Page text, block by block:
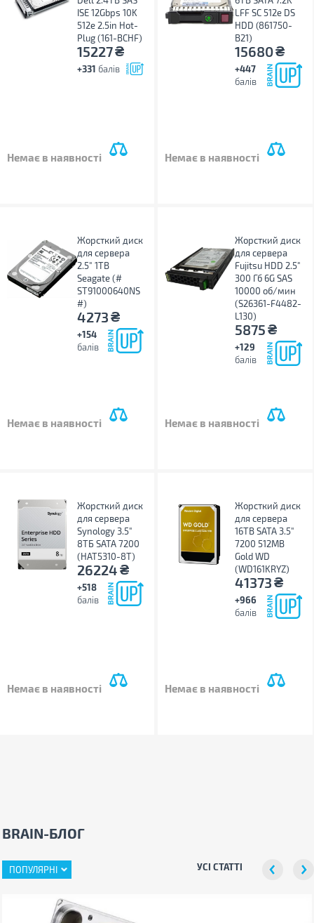
ISE 12Gbps 10K
512e 2.5in Hot-
Plug (161-BCHF)
15227₴
+331 балів
Немає в наявності
LFF SC 512e DS
HDD (861750-
B21)
15680₴
+447
балів
Немає в наявності
Жорсткий диск
для сервера
2.5" 1TB
Seagate (#
ST91000640NS
#)
4273₴
+154
балів
Немає в наявності
Жорсткий диск
для сервера
Fujitsu HDD 2.5"
300 Гб 6G SAS
10000 об/мин
(S26361-F4482-
L130)
5875₴
+129
балів
Немає в наявності
Жорсткий диск
для сервера
Synology 3.5"
8TБ SATA 7200
(HAT5310-8T)
26224₴
+518
балів
Немає в наявності
Жорсткий диск
для сервера
16TB SATA 3.5"
7200 512MB
Gold WD
(WD161KRYZ)
41373₴
+966
балів
Немає в наявності
BRAIN-БЛОГ
ПОПУЛЯРНІ УСІ СТАТТІ